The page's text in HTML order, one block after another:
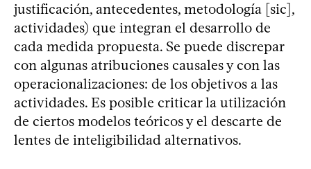
justificación, antecedentes, metodología [sic],
actividades) que integran el desarrollo de
cada medida propuesta. Se puede discrepar
con algunas atribuciones causales y con las
operacionalizaciones: de los objetivos a las
actividades. Es posible criticar la utilización
de ciertos modelos teóricos y el descarte de
lentes de inteligibilidad alternativos.